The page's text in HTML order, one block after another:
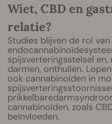
Wiet, CBD en
relatie?
Studies blijven de rol
spijsverteringsstelsel
darmen, onthullen.
ook cannabinoïden in
cannabinoïden, zoals
beïnvloeden.